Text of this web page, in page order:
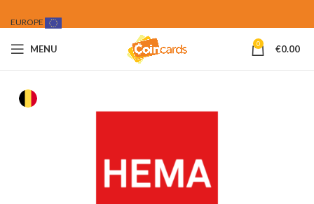
EUROPE
MENU 0 €0.00